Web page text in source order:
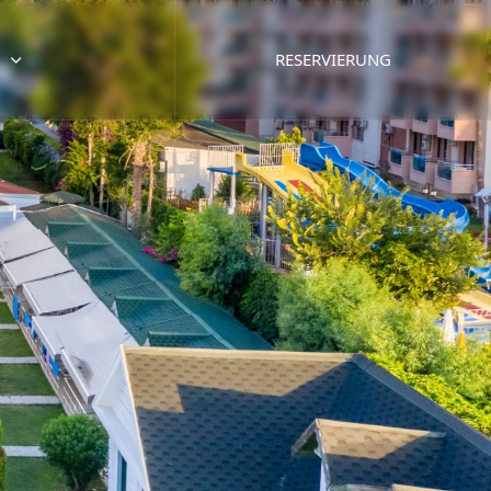
RESERVIERUNG